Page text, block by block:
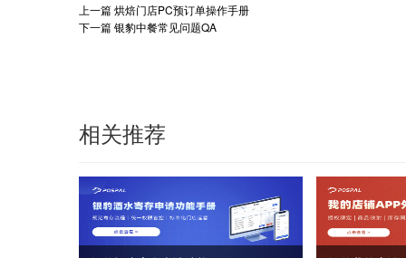
上一篇烘焙门店PC预订单操作手册
下一篇银豹中餐常见问题QA
相关推荐